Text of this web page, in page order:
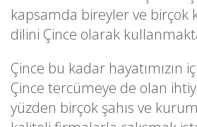
kapsamda bireyler ve birçok
dilini Çince olarak
Çince bu kadar hayatımızın
Çince tercümeye de olan
yüzden birçok şahıs ve